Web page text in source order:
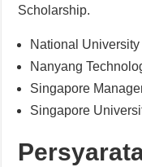
Scholarship.
National
Nanyang
Singapore
Singapore